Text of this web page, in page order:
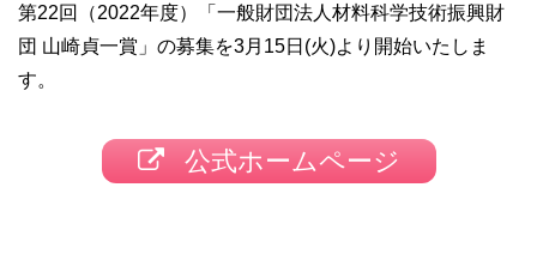
第22回（2022年度）「一般財団法人材料科学技術振興財
団 山崎貞一賞」の募集を3月15日(火)より開始いたしま
す。
公式ホームページ